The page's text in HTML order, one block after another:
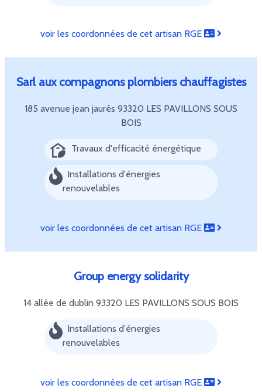
voir les coordonnées de cet artisan RGE
Sarl aux compagnons plombiers chauffagistes
185 avenue jean jaurès 93320 LES PAVILLONS SOUS
BOIS
Travaux d'efficacité énergétique
Installations d'énergies
renouvelables
voir les coordonnées de cet artisan RGE
Group energy solidarity
14 allée de dublin 93320 LES PAVILLONS SOUS BOIS
Installations d'énergies
renouvelables
voir les coordonnées de cet artisan RGE